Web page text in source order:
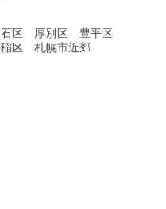
区 厚別区 豊平区
区 札幌市近郊